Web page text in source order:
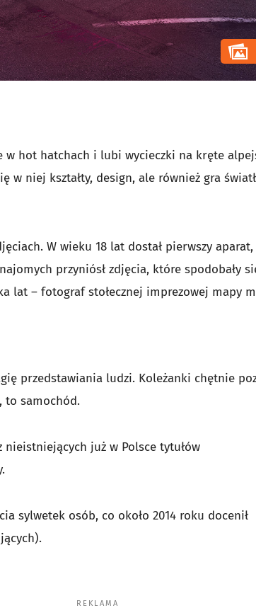
w hot hatchach i lubi wycieczki na kręte
w niej kształty, design, ale również gra
W wieku 18 lat dostał pierwszy
przyniósł zdjęcia, które spodobały
lat – fotograf stołecznej imprezowej mapy
przedstawiania ludzi. Koleżanki chętnie
to samochód.
już w Polsce tytułów
sylwetek osób, co około 2014 roku docenił
REKLAMA